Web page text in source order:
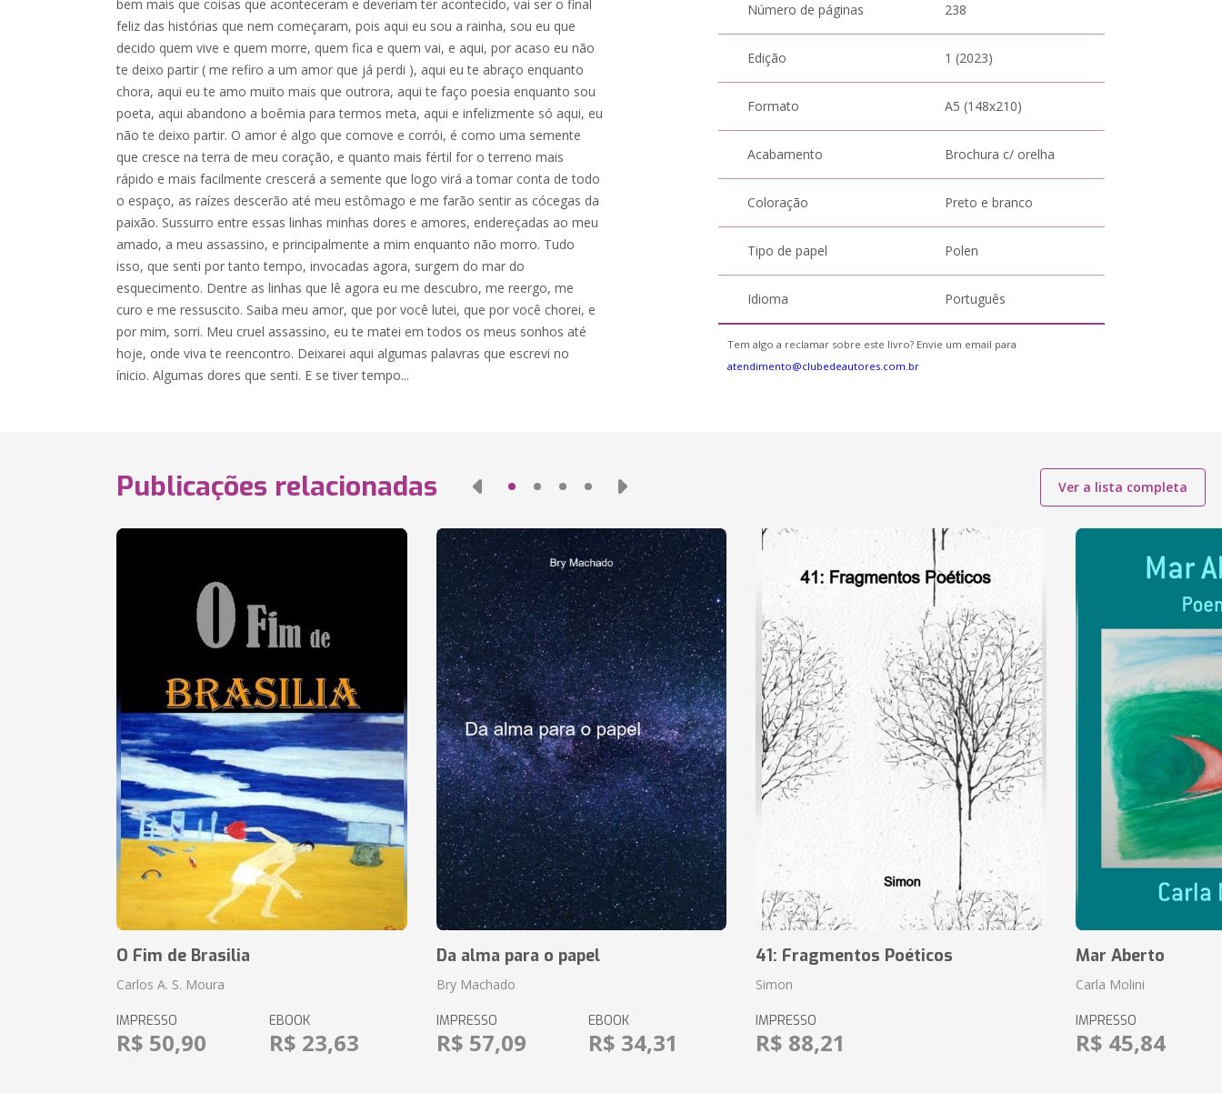
bem mais que coisas que aconteceram e deveriam ter acontecido, vai ser o final
feliz das histórias que nem começaram, pois aqui eu sou a rainha, sou eu que
decido quem vive e quem morre, quem fica e quem vai, e aqui, por acaso eu não
te deixo partir ( me refiro a um amor que já perdi ), aqui eu te abraço enquanto
chora, aqui eu te amo muito mais que outrora, aqui te faço poesia enquanto sou
poeta, aqui abandono a boêmia para termos meta, aqui e infelizmente só aqui, eu
não te deixo partir. O amor é algo que comove e corrói, é como uma semente
que cresce na terra de meu coração, e quanto mais fértil for o terreno mais
rápido e mais facilmente crescerá a semente que logo virá a tomar conta de todo
o espaço, as raízes descerão até meu estômago e me farão sentir as cócegas da
paixão. Sussurro entre essas linhas minhas dores e amores, endereçadas ao meu
amado, a meu assassino, e principalmente a mim enquanto não morro. Tudo
isso, que senti por tanto tempo, invocadas agora, surgem do mar do
esquecimento. Dentre as linhas que lê agora eu me descubro, me reergo, me
curo e me ressuscito. Saiba meu amor, que por você lutei, que por você chorei, e
por mim, sorri. Meu cruel assassino, eu te matei em todos os meus sonhos até
hoje, onde viva te reencontro. Deixarei aqui algumas palavras que escrevi no
ínicio. Algumas dores que senti. E se tiver tempo...
Número de páginas 238
Edição 1 (2023)
Formato A5 (148x210)
Acabamento Brochura c/ orelha
Coloração Preto e branco
Tipo de papel Polen
Idioma Português
Tem algo a reclamar sobre este livro? Envie um email para
atendimento@clubedeautores.com.br
Publicações relacionadas Ver a lista completa
O Fim de Brasilia
Carlos A. S. Moura
IMPRESSO
R$ 50,90
EBOOK
R$ 23,63
Da alma para o papel
Bry Machado
IMPRESSO
R$ 57,09
EBOOK
R$ 34,31
41: Fragmentos Poéticos
Simon
IMPRESSO
R$ 88,21
Mar Aberto
Carla Molini
IMPRESSO
R$ 45,84